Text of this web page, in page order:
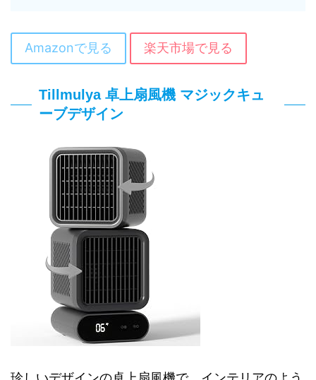
Amazonで見る 楽天市場で見る
Tillmulya 卓上扇風機 マジックキュ
ーブデザイン